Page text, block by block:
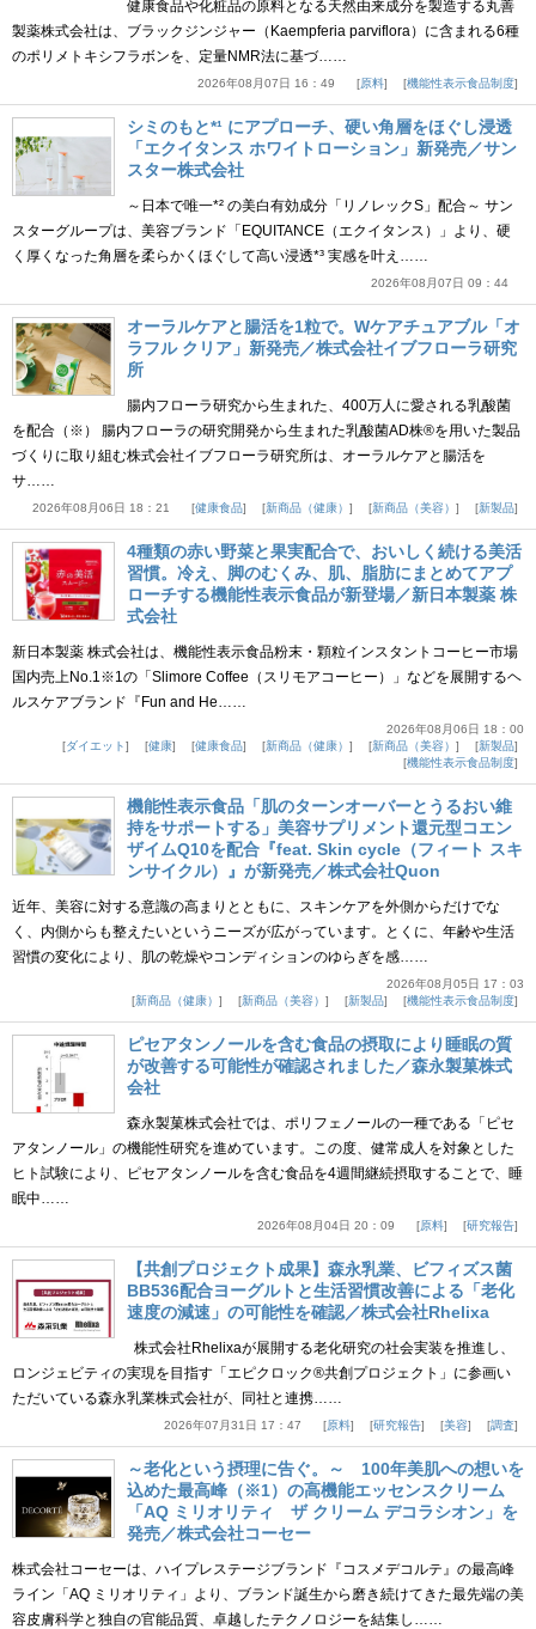
健康食品や化粧品の原料となる天然由来成分を製造する丸善
製薬株式会社は、ブラックジンジャー（Kaempferia parviflora）に含まれる6種
のポリメトキシフラボンを、定量NMR法に基づ……
2026年08月07日 16：49 原料 機能性表示食品制度
シミのもと*¹ にアプローチ、硬い角層をほぐし浸透
「エクイタンス ホワイトローション」新発売／サン
スター株式会社
～日本で唯一*² の美白有効成分「リノレックS」配合～ サン
スターグループは、美容ブランド「EQUITANCE（エクイタンス）」より、硬
く厚くなった角層を柔らかくほぐして高い浸透*³ 実感を叶え……
2026年08月07日 09：44
オーラルケアと腸活を1粒で。Wケアチュアブル「オ
ラフル クリア」新発売／株式会社イブフローラ研究
所
腸内フローラ研究から生まれた、400万人に愛される乳酸菌
を配合（※） 腸内フローラの研究開発から生まれた乳酸菌AD株®を用いた製品
づくりに取り組む株式会社イブフローラ研究所は、オーラルケアと腸活を
サ……
2026年08月06日 18：21 健康食品 新商品（健康） 新商品（美容） 新製品
4種類の赤い野菜と果実配合で、おいしく続ける美活
習慣。冷え、脚のむくみ、肌、脂肪にまとめてアプ
ローチする機能性表示食品が新登場／新日本製薬 株
式会社
新日本製薬 株式会社は、機能性表示食品粉末・顆粒インスタントコーヒー市場
国内売上No.1※1の「Slimore Coffee（スリモアコーヒー）」などを展開するヘ
ルスケアブランド『Fun and He……
2026年08月06日 18：00
ダイエット
健康 健康食品 新商品（健康） 新商品（美容）
新製品
機能性表示食品制度
機能性表示食品「肌のターンオーバーとうるおい維
持をサポートする」美容サプリメント還元型コエン
ザイムQ10を配合『feat. Skin cycle（フィート スキ
ンサイクル）』が新発売／株式会社Quon
近年、美容に対する意識の高まりとともに、スキンケアを外側からだけでな
く、内側からも整えたいというニーズが広がっています。とくに、年齢や生活
習慣の変化により、肌の乾燥やコンディションのゆらぎを感……
2026年08月05日 17：03
新商品（健康）
新商品（美容） 新製品 機能性表示食品制度
ピセアタンノールを含む食品の摂取により睡眠の質
が改善する可能性が確認されました／森永製菓株式
会社
森永製菓株式会社では、ポリフェノールの一種である「ピセ
アタンノール」の機能性研究を進めています。この度、健常成人を対象とした
ヒト試験により、ピセアタンノールを含む食品を4週間継続摂取することで、睡
眠中……
2026年08月04日 20：09 原料 研究報告
【共創プロジェクト成果】森永乳業、ビフィズス菌
BB536配合ヨーグルトと生活習慣改善による「老化
速度の減速」の可能性を確認／株式会社Rhelixa
株式会社Rhelixaが展開する老化研究の社会実装を推進し、
ロンジェビティの実現を目指す「エピクロック®共創プロジェクト」に参画い
ただいている森永乳業株式会社が、同社と連携……
2026年07月31日 17：47 原料 研究報告 美容 調査
～老化という摂理に告ぐ。～ 100年美肌への想いを
込めた最高峰（※1）の高機能エッセンスクリーム
「AQ ミリオリティ ザ クリーム デコラシオン」を
発売／株式会社コーセー
株式会社コーセーは、ハイプレステージブランド『コスメデコルテ』の最高峰
ライン「AQ ミリオリティ」より、ブランド誕生から磨き続けてきた最先端の美
容皮膚科学と独自の官能品質、卓越したテクノロジーを結集し……